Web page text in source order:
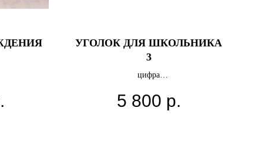
УГОЛОК ДЛЯ ШКОЛЬНИКА
3
цифра
5 800 р.